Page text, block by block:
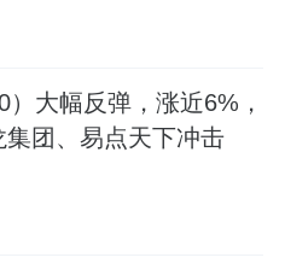
大幅反弹，涨近6%，
团、易点天下冲击